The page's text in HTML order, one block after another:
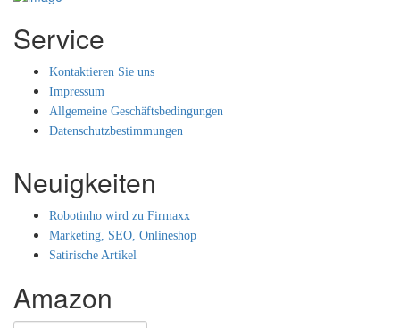
Service
Kontaktieren Sie uns
Impressum
Allgemeine Geschäftsbedingungen
Datenschutzbestimmungen
Neuigkeiten
Robotinho wird zu Firmaxx
Marketing, SEO, Onlineshop
Satirische Artikel
Amazon